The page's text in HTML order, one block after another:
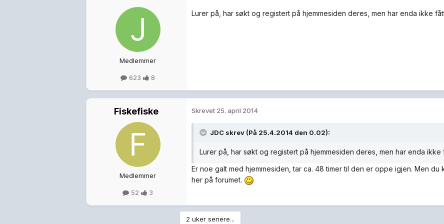
Medlemmer
623 8
Lurer på, har søkt og registert på hjemmesiden deres, men har enda ikke
Fiskefiske
Medlemmer
52 3
Skrevet 25. april 2014
JDC skrev (På 25.4.2014 den 0.02):
Lurer på, har søkt og registert på hjemmesiden deres, men har enda ikke
Er noe galt med hjemmesiden, tar ca. 48 timer til den er oppe igjen. Men
her på forumet.
2 uker senere...